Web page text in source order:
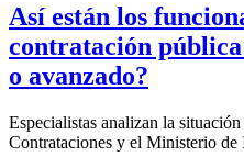
Así están los
contratación
o avanzado?
Especialistas analizan la
Contrataciones y el Ministerio de